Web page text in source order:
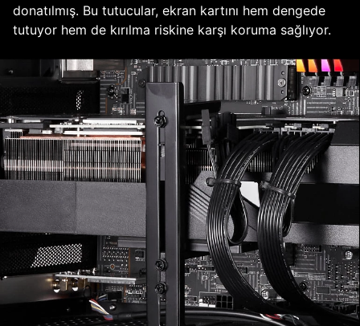
donatılmış. Bu tutucular, ekran kartını hem dengede
tutuyor hem de kırılma riskine karşı koruma sağlıyor.